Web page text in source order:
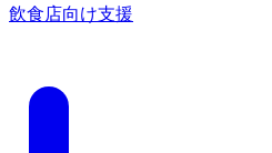
飲食店向け支援